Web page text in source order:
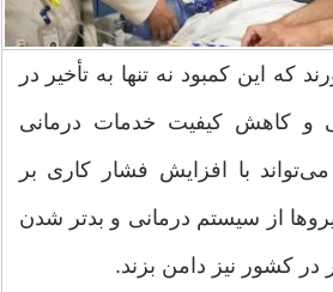
که این کمبود نه تنها به تأخیر در
و کاهش کیفیت خدمات درمانی
با افزایش فشار کاری بر
از سیستم درمانی و بدتر شدن
کشور نیز دامن بزند.